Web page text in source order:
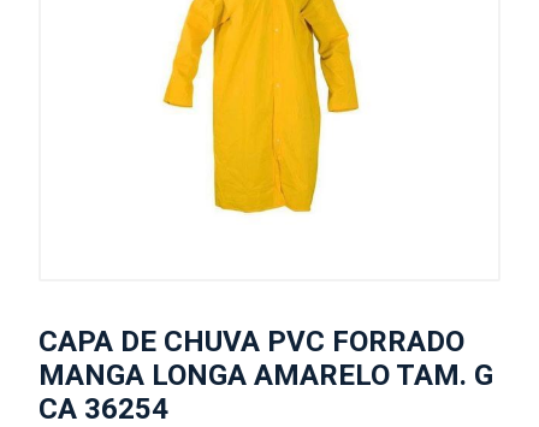
CAPA DE CHUVA PVC FORRADO
MANGA LONGA AMARELO TAM. G
CA 36254